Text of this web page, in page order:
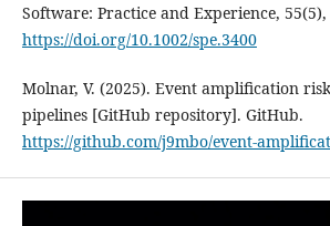
Software: Practice and Experience, 55(5),
https://doi.org/10.1002/spe.3400
Molnar, V. (2025). Event amplification
pipelines [GitHub repository]. GitHub.
https://github.com/j9mbo/event-